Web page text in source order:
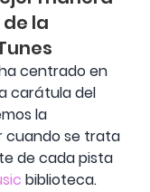
la
centrado en
carátula del
la
cuando se trata
de cada pista
biblioteca.